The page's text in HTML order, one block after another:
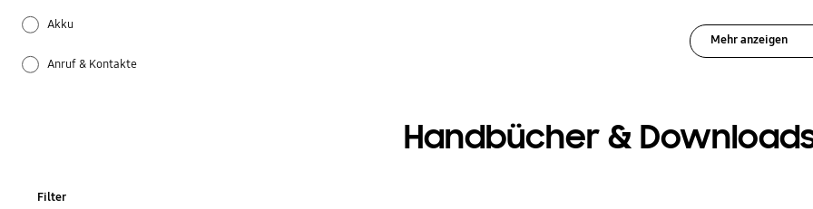
Akku
Anruf & Kontakte
Mehr anzeigen
Handbücher &
Filter